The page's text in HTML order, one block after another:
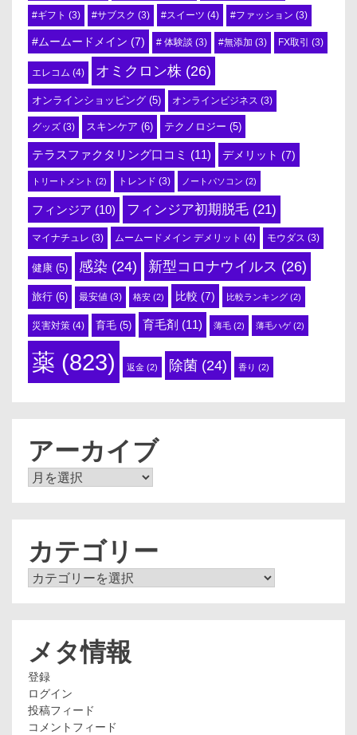
#ギフト (3) #サブスク (3) #スイーツ (4) #ファッション (3)
#ムームードメイン (7) # 体験談 (3) #無添加 (3) FX取引 (3)
エレコム (4) オミクロン株 (26)
オンラインショッピング (5) オンラインビジネス (3)
グッズ (3) スキンケア (6) テクノロジー (5)
テラスファクタリング口コミ (11) デメリット (7)
トリートメント (2) トレンド (3) ノートパソコン (2)
フィンジア (10) フィンジア初期脱毛 (21)
マイナチュレ (3) ムームードメイン デメリット (4) モウダス (3)
健康 (5) 感染 (24) 新型コロナウイルス (26)
旅行 (6) 最安値 (3) 格安 (2) 比較 (7) 比較ランキング (2)
災害対策 (4) 育毛 (5) 育毛剤 (11) 薄毛 (2) 薄毛ハゲ(2)
薬 (823) 返金 (2) 除菌 (24) 香り (2)
アーカイブ
ア
カテゴリー
カ
メタ情報
登録
ログイン
投稿フィード
コメントフィード